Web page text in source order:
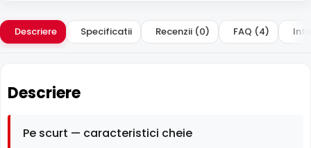
Descriere Specificatii Recenzii (0) FAQ (4)
Descriere
Pe scurt — caracteristici cheie